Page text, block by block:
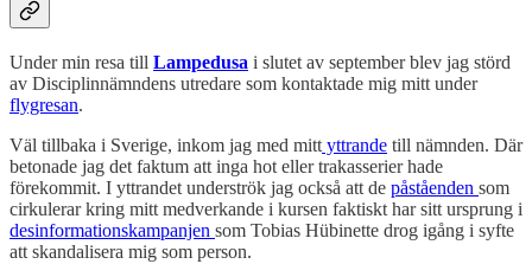
Under min resa till Lampedusa i slutet av september blev jag störd
av Disciplinnämndens utredare som kontaktade mig mitt under
flygresan.
Väl tillbaka i Sverige, inkom jag med mitt yttrande till nämnden. Där
betonade jag det faktum att inga hot eller trakasserier hade
förekommit. I yttrandet underströk jag också att de påståenden som
cirkulerar kring mitt medverkande i kursen faktiskt har sitt ursprung i
desinformationskampanjen som Tobias Hübinette drog igång i syfte
att skandalisera mig som person.